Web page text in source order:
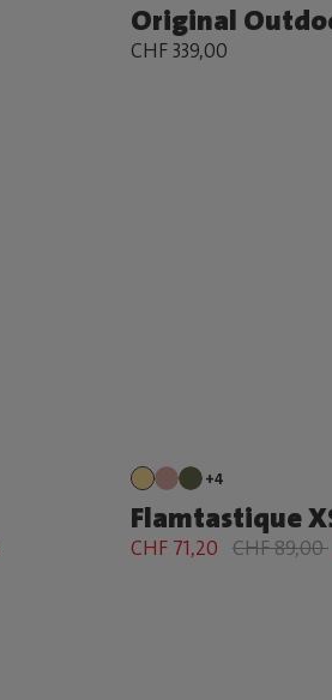
Original
CHF 339,00
+4
Flamtastique
CHF 71,20 CHF 89,00